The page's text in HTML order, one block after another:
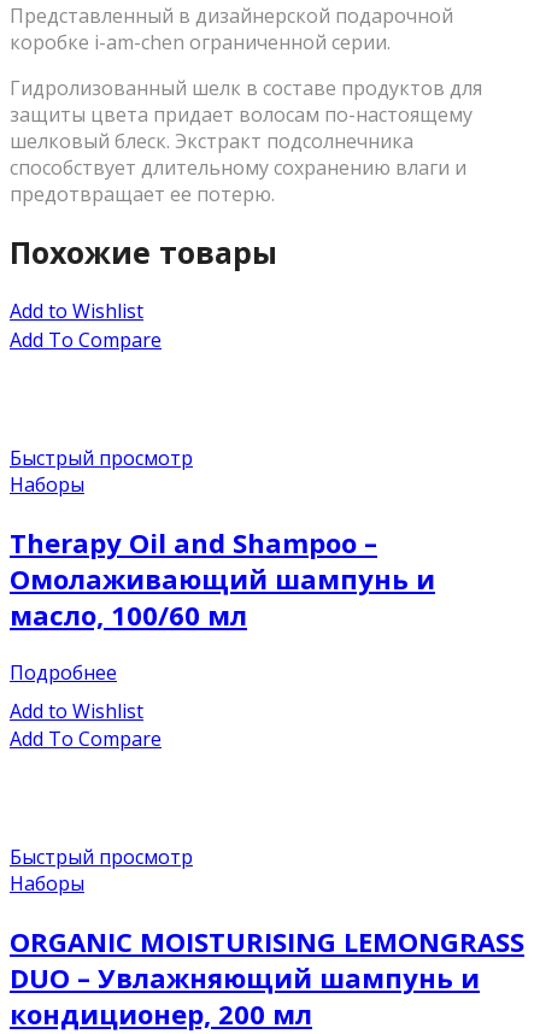
Представленный в дизайнерской подарочной
коробке i-am-chen ограниченной серии.
Гидролизованный шелк в составе продуктов для
защиты цвета придает волосам по-настоящему
шелковый блеск. Экстракт подсолнечника
способствует длительному сохранению влаги и
предотвращает ее потерю.
Похожие товары
Add to Wishlist
Add To Compare
Быстрый просмотр
Наборы
Therapy Oil and Shampoo –
Омолаживающий шампунь и
масло, 100/60 мл
Подробнее
Add to Wishlist
Add To Compare
Быстрый просмотр
Наборы
ORGANIC MOISTURISING LEMONGRASS
DUO – Увлажняющий шампунь и
кондиционер, 200 мл